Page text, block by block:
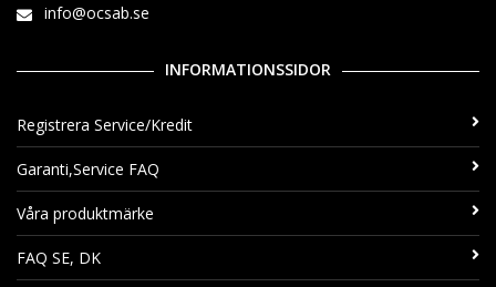
info@ocsab.se
INFORMATIONSSIDOR
Registrera Service/Kredit
Garanti,Service FAQ
Våra produktmärke
FAQ SE, DK